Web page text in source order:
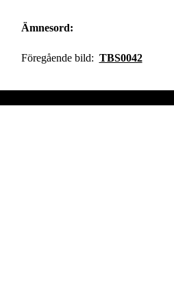
Ämnesord:
Föregående bild: TBS0042